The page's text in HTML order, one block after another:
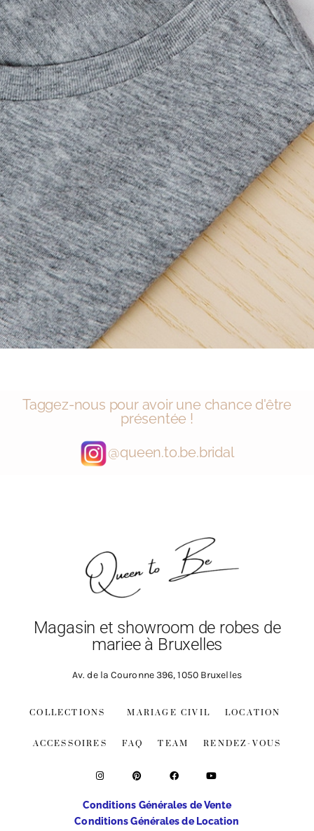
Entre 2500€ et 3000€ TTC
Entre 3000€ et 3500€ TTC
Taggez-nous pour avoir une chance d'être
présentée !
@queen.to.be.bridal
Magasin et showroom de robes de
mariee à Bruxelles
Av. de la Couronne 396, 1050 Bruxelles
COLLECTIONS MARIAGE CIVIL
LOCATION
ACCESSOIRES
FAQ TEAM RENDEZ-VOUS
Conditions Générales de Vente
Conditions Générales de Location